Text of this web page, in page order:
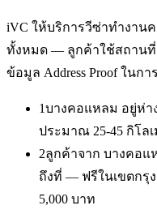
iVC ให้บริการวีซ่าทำงาน
ทั้งหมด — ลูกค้าใช้สถานที่
ข้อมูล Address Proof ในก
1บางคอแหลม อยู่ห่า
ประมาณ 25-45 กิโล
2ลูกค้าจาก บางคอแ
ถึงที่ — ฟรีในเขตกรุ
5,000 บาท